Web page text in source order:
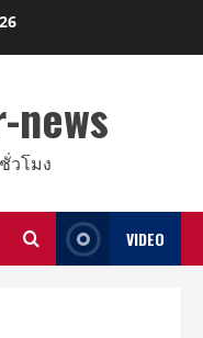
news
วโมง
VIDEO